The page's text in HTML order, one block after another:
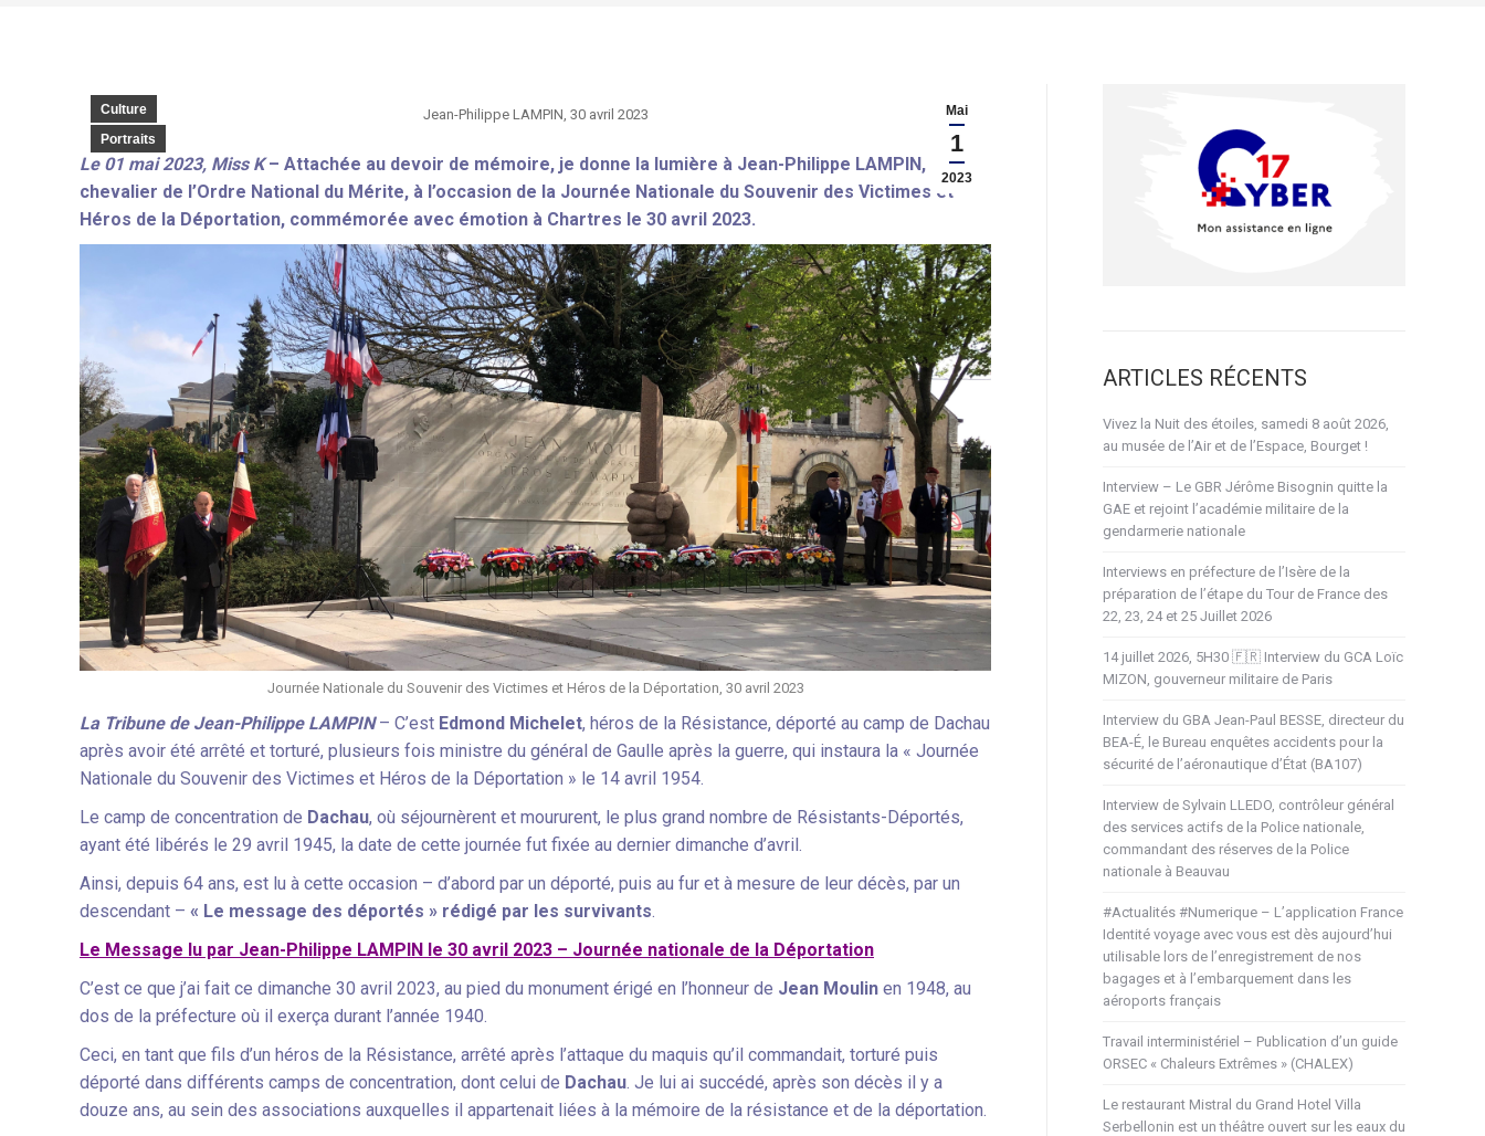
Mai
1
2023
Culture
Portraits
Jean-Philippe LAMPIN, 30 avril 2023
Le 01 mai 2023, Miss K– Attachée au devoir de mémoire, je donne la lumière à Jean-Philippe LAMPIN,
chevalier de l’Ordre National du Mérite, à l’occasion de la Journée Nationale du Souvenir des Victimes et
Héros de la Déportation, commémorée avec émotion à Chartres le 30 avril 2023.
Journée Nationale du Souvenir des Victimes et Héros de la Déportation, 30 avril 2023
La Tribune de Jean-Philippe LAMPIN– C’est Edmond Michelet, héros de la Résistance, déporté au camp de Dachau
après avoir été arrêté et torturé, plusieurs fois ministre du général de Gaulle après la guerre, qui instaura la « Journée
Nationale du Souvenir des Victimes et Héros de la Déportation » le 14 avril 1954.
Le camp de concentration de Dachau, où séjournèrent et moururent, le plus grand nombre de Résistants-Déportés,
ayant été libérés le 29 avril 1945, la date de cette journée fut fixée au dernier dimanche d’avril.
Ainsi, depuis 64 ans, est lu à cette occasion – d’abord par un déporté, puis au fur et à mesure de leur décès, par un
descendant – « Le message des déportés » rédigé par les survivants.
Le Message lu par Jean-Philippe LAMPIN le 30 avril 2023 – Journée nationale de la Déportation
C’est ce que j’ai fait ce dimanche 30 avril 2023, au pied du monument érigé en l’honneur de Jean Moulin en 1948, au
dos de la préfecture où il exerça durant l’année 1940.
Ceci, en tant que fils d’un héros de la Résistance, arrêté après l’attaque du maquis qu’il commandait, torturé puis
déporté dans différents camps de concentration, dont celui de Dachau. Je lui ai succédé, après son décès il y a
douze ans, au sein des associations auxquelles il appartenait liées à la mémoire de la résistance et de la déportation.
ARTICLES RÉCENTS
Vivez la Nuit des étoiles, samedi 8 août 2026,
au musée de l’Air et de l’Espace, Bourget !
Interview – Le GBR Jérôme Bisognin quitte la
GAE et rejoint l’académie militaire de la
gendarmerie nationale
Interviews en préfecture de l’Isère de la
préparation de l’étape du Tour de France des
22, 23, 24 et 25 Juillet 2026
14 juillet 2026, 5H30 🇫🇷 Interview du GCA Loïc
MIZON, gouverneur militaire de Paris
Interview du GBA Jean-Paul BESSE, directeur du
BEA-É, le Bureau enquêtes accidents pour la
sécurité de l’aéronautique d’État (BA107)
Interview de Sylvain LLEDO, contrôleur général
des services actifs de la Police nationale,
commandant des réserves de la Police
nationale à Beauvau
#Actualités #Numerique – L’application France
Identité voyage avec vous est dès aujourd’hui
utilisable lors de l’enregistrement de nos
bagages et à l’embarquement dans les
aéroports français
Travail interministériel – Publication d’un guide
ORSEC « Chaleurs Extrêmes » (CHALEX)
Le restaurant Mistral du Grand Hotel Villa
Serbellonin est un théâtre ouvert sur les eaux du